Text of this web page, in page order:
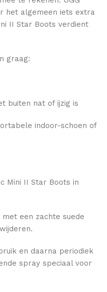
het algemeen iets extra
II Star Boots verdient
graag:
buiten nat of ijzig is
indoor-schoen of
Mini II Star Boots in
een zachte suede
en daarna periodiek
spray speciaal voor